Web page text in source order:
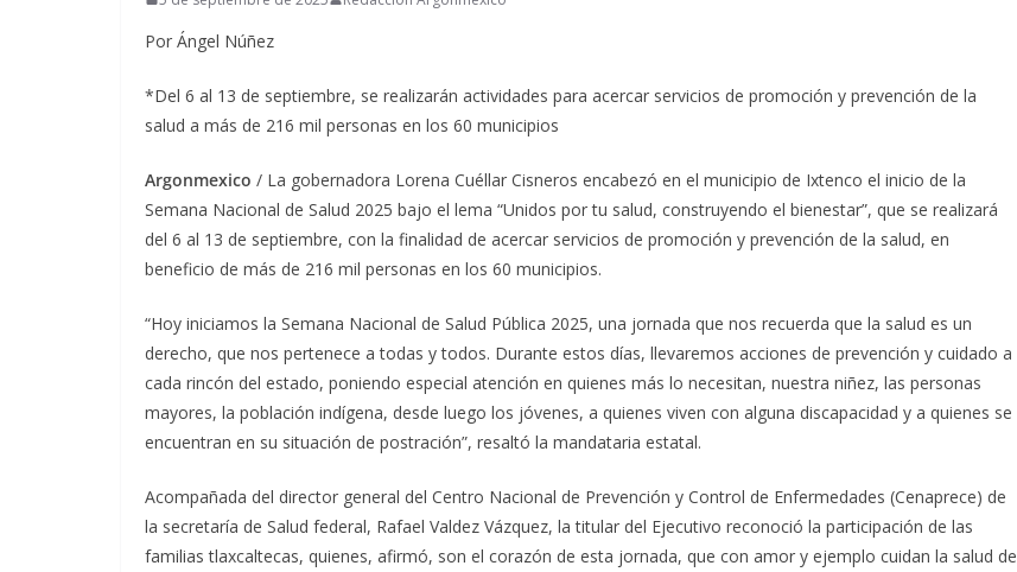
Por Ángel Núñez
*Del 6 al 13 de septiembre, se realizarán actividades para acercar servicios de promoción y prevención de la
salud a más de 216 mil personas en los 60 municipios
Argonmexico / La gobernadora Lorena Cuéllar Cisneros encabezó en el municipio de Ixtenco el inicio de la
Semana Nacional de Salud 2025 bajo el lema “Unidos por tu salud, construyendo el bienestar”, que se realizará
del 6 al 13 de septiembre, con la finalidad de acercar servicios de promoción y prevención de la salud, en
beneficio de más de 216 mil personas en los 60 municipios.
“Hoy iniciamos la Semana Nacional de Salud Pública 2025, una jornada que nos recuerda que la salud es un
derecho, que nos pertenece a todas y todos. Durante estos días, llevaremos acciones de prevención y cuidado a
cada rincón del estado, poniendo especial atención en quienes más lo necesitan, nuestra niñez, las personas
mayores, la población indígena, desde luego los jóvenes, a quienes viven con alguna discapacidad y a quienes se
encuentran en su situación de postración”, resaltó la mandataria estatal.
Acompañada del director general del Centro Nacional de Prevención y Control de Enfermedades (Cenaprece) de
la secretaría de Salud federal, Rafael Valdez Vázquez, la titular del Ejecutivo reconoció la participación de las
familias tlaxcaltecas, quienes, afirmó, son el corazón de esta jornada, que con amor y ejemplo cuidan la salud de